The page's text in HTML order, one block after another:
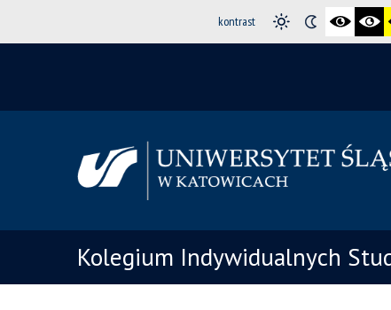
kontrast
Kolegium Indywidualnych